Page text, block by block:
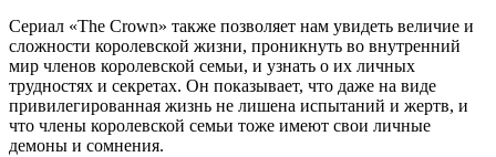
Сериал «The Crown» также позволяет нам увидеть величие и
сложности королевской жизни, проникнуть во внутренний
мир членов королевской семьи, и узнать о их личных
трудностях и секретах. Он показывает, что даже на виде
привилегированная жизнь не лишена испытаний и жертв, и
что члены королевской семьи тоже имеют свои личные
демоны и сомнения.